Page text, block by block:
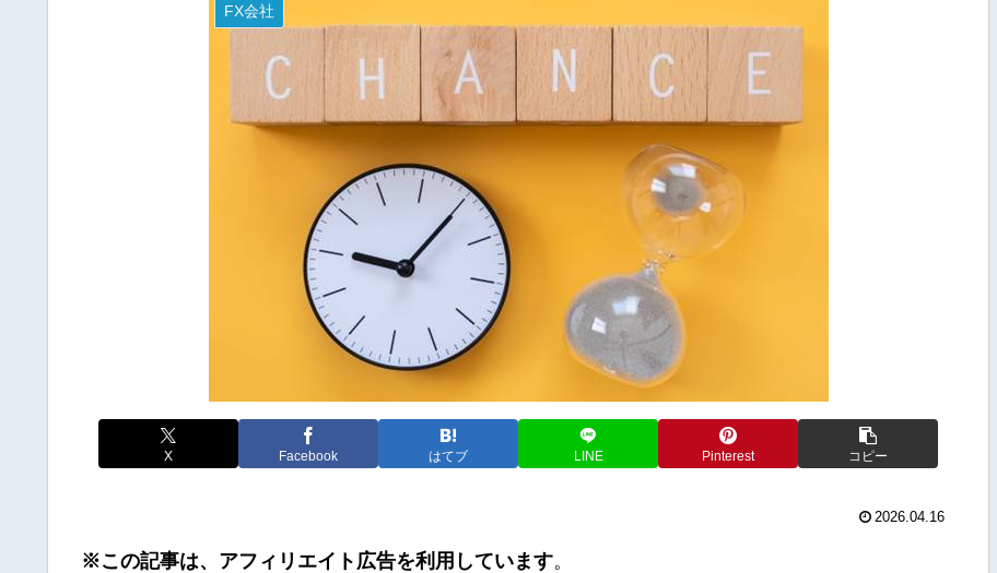
FX会社
X Facebook はてブ LINE Pinterest コピー
2026.04.16
※この記事は、アフィリエイト広告を利用しています。